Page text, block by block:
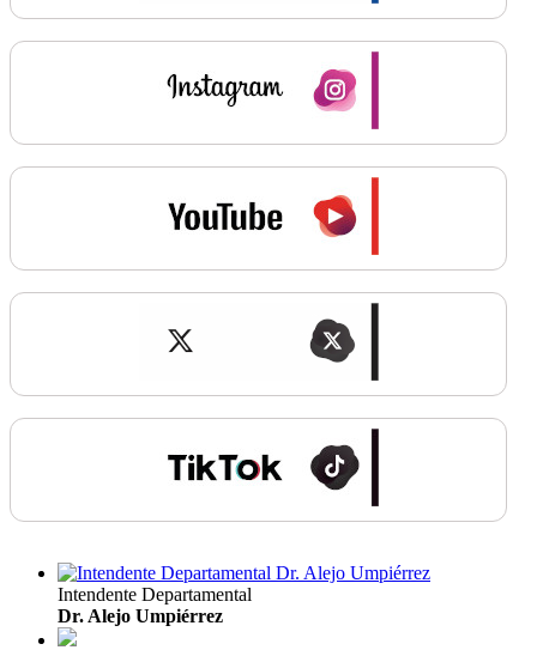
Intendente Departamental
Dr. Alejo Umpiérrez